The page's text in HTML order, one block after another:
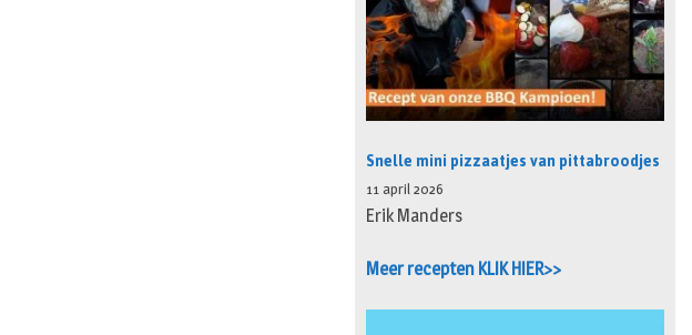
Snelle mini pizzaatjes van pittabroodjes
11 april 2026
Erik Manders
Meer recepten KLIK HIER>>